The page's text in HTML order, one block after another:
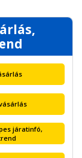
járatinfó,